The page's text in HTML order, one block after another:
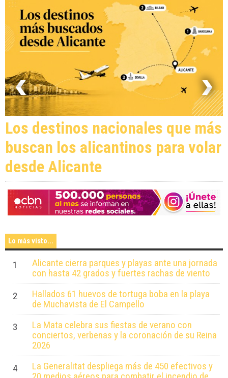
Los destinos nacionales que más
buscan los alicantinos para volar
desde Alicante
Lo más visto...
1
Alicante cierra parques y playas ante una jornada
con hasta 42 grados y fuertes rachas de viento
2
Hallados 61 huevos de tortuga boba en la playa
de Muchavista de El Campello
3
La Mata celebra sus fiestas de verano con
conciertos, verbenas y la coronación de su Reina
2026
4
La Generalitat despliega más de 450 efectivos y